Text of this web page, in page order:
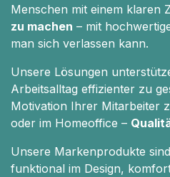
Menschen mit einem klaren
zu machen – mit
man sich verlassen kann.
Unsere Lösungen
Arbeitsalltag effizienter zu
Motivation Ihrer Mitarbeiter
oder im Homeoffice –
Unsere Markenprodukte sind
funktional im Design,